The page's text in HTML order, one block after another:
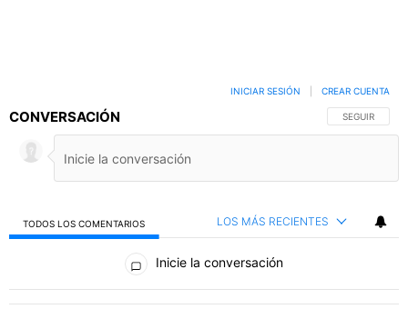
CONVERSACIÓN SIGA ESTA
SEGUIR
INICIAR SESIÓN CREAR CUENTA
TODOS LOS COMENTARIOS LOS MÁS RECIENTES
Todos los comentarios
Inicie la conversación